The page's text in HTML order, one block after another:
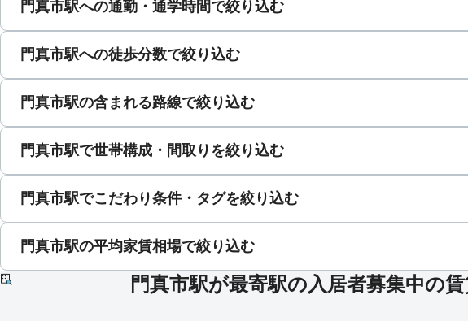
門真市駅への通勤・通学時間で絞り込む
門真市駅への徒歩分数で絞り込む
門真市駅の含まれる路線で絞り込む
門真市駅で世帯構成・間取りを絞り込む
門真市駅でこだわり条件・タグを絞り込む
門真市駅の平均家賃相場で絞り込む
門真市駅が最寄駅の入居者募集中の